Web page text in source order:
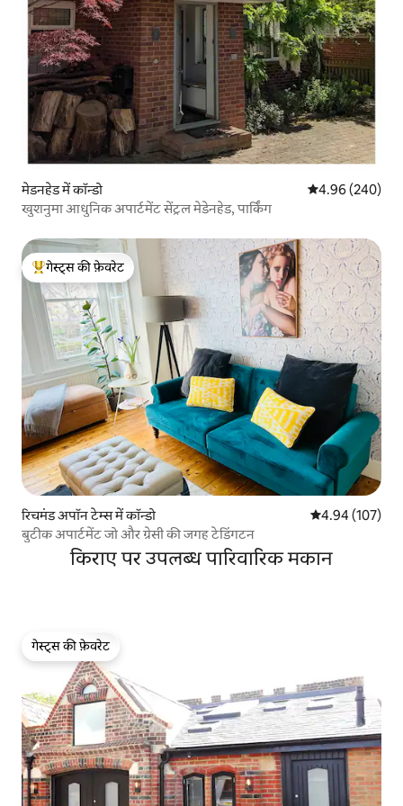
मेडनहेड में कॉन्डो औसत रेटिंग 5 में से
4.96 (240)
खुशनुमा आधुनिक अपार्टमेंट सेंट्रल मेडेनहेड, पार्किंग
गेस्ट्स का टॉप फ़ेवरेट
गेस्ट्स की फ़ेवरेट
रिचमंड अपॉन टेम्स में कॉन्डो औसत रेटिंग 5 में से
4.94 (107)
बुटीक अपार्टमेंट जो और ग्रेसी की जगह टेडिंगटन
किराए पर उपलब्ध पारिवारिक मकान
गेस्ट्स की फ़ेवरेट
गेस्ट्स की फ़ेवरेट